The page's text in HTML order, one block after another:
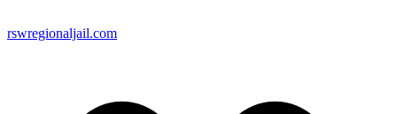
rswregionaljail.com